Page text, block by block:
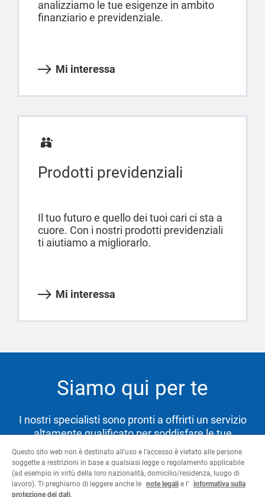
analizziamo le tue esigenze in ambito
finanziario e previdenziale.
Mi interessa
Prodotti previdenziali
Il tuo futuro e quello dei tuoi cari ci sta a
cuore. Con i nostri prodotti previdenziali
ti aiutiamo a migliorarlo.
Mi interessa
Siamo qui per te
I nostri specialisti sono pronti a offrirti un servizio
altamente qualificato per soddisfare le tue
necessità e aiutarti a raggiungere i tuoi obiettivi.
Contattaci
Questo sito web non è destinato all'uso e l'accesso è vietato alle persone
soggette a restrizioni in base a qualsiasi legge o regolamento applicabile
(ad esempio in virtù della loro nazionalità, domicilio/residenza, luogo di
lavoro). Ti preghiamo di leggere anche le note legali e l' informativa sulla
protezione dei dati.